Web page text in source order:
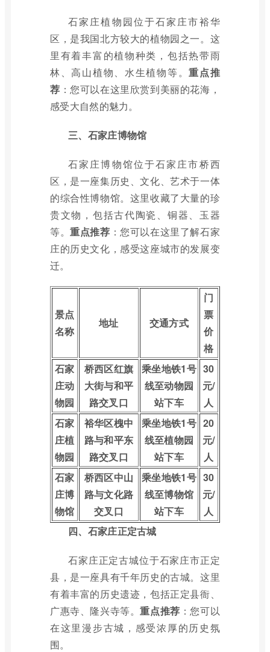
石家庄植物园位于石家庄市裕华
区，是我国北方较大的植物园之一。这
里有着丰富的植物种类，包括热带雨
林、高山植物、水生植物等。重点推
荐 ：您可以在这里欣赏到美丽的花海，
感受大自然的魅力。
三、石家庄博物馆
石家庄博物馆位于石家庄市桥西
区，是一座集历史、文化、艺术于一体
的综合性博物馆。这里收藏了大量的珍
贵文物，包括古代陶瓷、铜器、玉器
等。重点推荐 ：您可以在这里了解石家
庄的历史文化，感受这座城市的发展变
迁。
景点
名称
地址 交通方式
门
票
价
格
石家
庄动
物园
桥西区红旗
大街与和平
路交叉口
乘坐地铁1号
线至动物园
站下车
30
元/
人
石家
庄植
物园
裕华区槐中
路与和平东
路交叉口
乘坐地铁1号
线至植物园
站下车
20
元/
人
石家
庄博
物馆
桥西区中山
路与文化路
交叉口
乘坐地铁1号
线至博物馆
站下车
30
元/
人
四、石家庄正定古城
石家庄正定古城位于石家庄市正定
县，是一座具有千年历史的古城。这里
有着丰富的历史遗迹，包括正定县衙、
广惠寺、隆兴寺等。重点推荐 ：您可以
在这里漫步古城，感受浓厚的历史氛
围。